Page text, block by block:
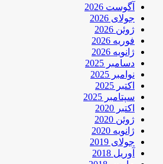
آگوست 2026
جولای 2026
ژوئن 2026
فوریه 2026
ژانویه 2026
دسامبر 2025
نوامبر 2025
اکتبر 2025
سپتامبر 2025
اکتبر 2020
ژوئن 2020
ژانویه 2020
جولای 2019
آوریل 2018